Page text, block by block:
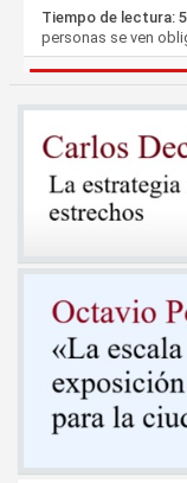
Tiempo de lectura:
personas se ven